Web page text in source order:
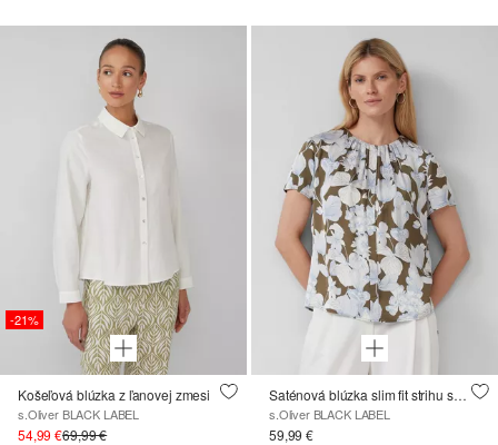
-21%
Košeľová blúzka z ľanovej zmesi
s.Oliver BLACK LABEL
54,99 €69,99 €
Saténová blúzka slim fit strihu so zbermi a celoplošnou potlačou
s.Oliver BLACK LABEL
59,99 €